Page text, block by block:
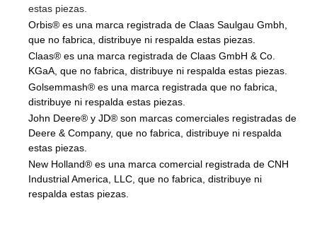
estas piezas.
Orbis® es una marca registrada de Claas Saulgau Gmbh,
que no fabrica, distribuye ni respalda estas piezas.
Claas® es una marca registrada de Claas GmbH & Co.
KGaA, que no fabrica, distribuye ni respalda estas piezas.
Golsemmash® es una marca registrada que no fabrica,
distribuye ni respalda estas piezas.
John Deere® y JD® son marcas comerciales registradas de
Deere & Company, que no fabrica, distribuye ni respalda
estas piezas.
New Holland® es una marca comercial registrada de CNH
Industrial America, LLC, que no fabrica, distribuye ni
respalda estas piezas.